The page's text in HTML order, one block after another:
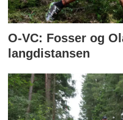
O-VC: Fosser og
langdistansen